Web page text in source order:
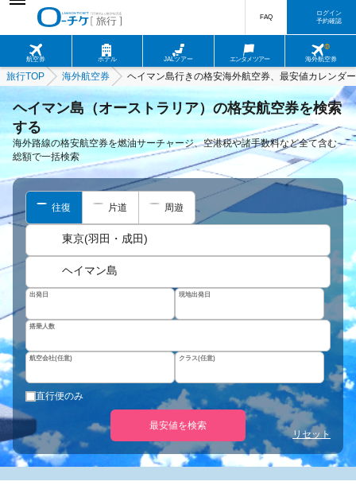
航空券 ホテル JALツアー エンタメツアー 海外航空券
FAQ
ログイン
予約確認
旅行TOP 海外航空券 ヘイマン島行きの格安海外航空券、最安値カレンダー
ヘイマン島（オーストラリア）の格安航空券を検索
する
海外路線の格安航空券を燃油サーチャージ、空港税や諸手数料など全て含む
総額で一括検索
往復 片道 周遊
東京(羽田・成田)
ヘイマン島
出発日 現地出発日
搭乗人数
航空会社(任意) クラス(任意)
直行便のみ
最安値を検索
リセット